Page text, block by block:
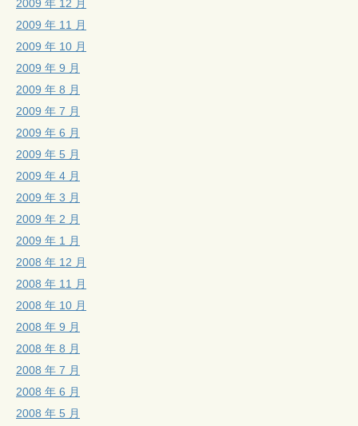
2009 年 12 月
2009 年 11 月
2009 年 10 月
2009 年 9 月
2009 年 8 月
2009 年 7 月
2009 年 6 月
2009 年 5 月
2009 年 4 月
2009 年 3 月
2009 年 2 月
2009 年 1 月
2008 年 12 月
2008 年 11 月
2008 年 10 月
2008 年 9 月
2008 年 8 月
2008 年 7 月
2008 年 6 月
2008 年 5 月